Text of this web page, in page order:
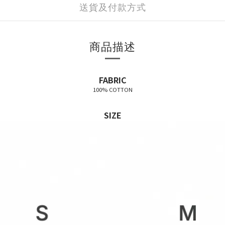
送貨及付款方式
商品描述
FABRIC
100% COTTON
SIZE